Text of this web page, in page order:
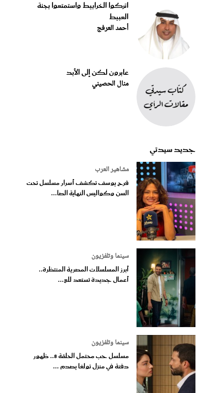
اتركوا الخرابيط واستمتعوا بجنة
العبيط
أحمد العرفج
عابرون لكن إلى الأبد
منال الحصيني
جديد سيدتي
مشاهير العرب
فرح يوسف تكشف أسرار مسلسل تحت
السن وكواليس النهاية الصا...
سينما وتلفزيون
أبرز المسلسلات المصرية المنتظرة..
أعمال جديدة تستعد للع...
سينما وتلفزيون
مسلسل حب محتمل الحلقة 8.. ظهور
دفنة في منزل تولغا يصدم ...